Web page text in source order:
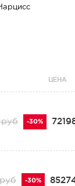
ЦЕНА
руб -30%
-30%